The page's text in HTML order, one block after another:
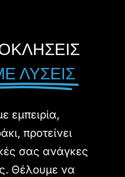
ΛΥΣΕΙΣ
εμπειρία,
προτείνει
σας ανάγκες
Θέλουμε να